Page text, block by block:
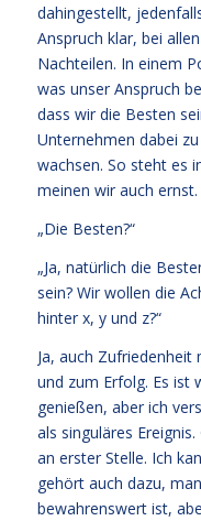
dahingestellt,
Anspruch klar, bei
Nachteilen. In einem
was unser Anspruch
dass wir die Besten
Unternehmen dabei
wachsen. So steht es
meinen wir auch ernst.
„Die Besten?“
„Ja, natürlich die
sein? Wir wollen die
hinter x, y und z?“
Ja, auch
und zum Erfolg. Es ist
genießen, aber ich
als singuläres
an erster Stelle. Ich
gehört auch dazu,
bewahrenswert ist,